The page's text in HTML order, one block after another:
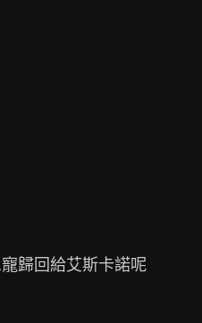
歸回給艾斯卡諾呢